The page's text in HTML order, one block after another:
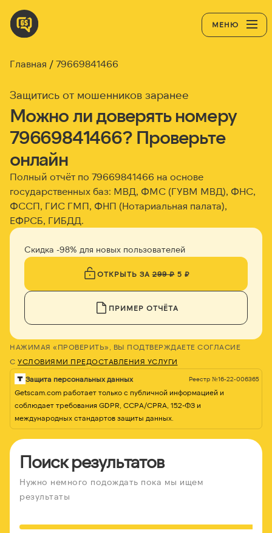
МЕНЮ
Главная 79669841466
Защитись от мошенников заранее
Можно ли доверять номеру
79669841466? Проверьте
онлайн
Полный отчёт по 79669841466 на основе
государственных баз: МВД, ФМС (ГУВМ МВД), ФНС,
ФССП, ГИС ГМП, ФНП (Нотариальная палата),
ЕФРСБ, ГИБДД.
Скидка -98% для новых пользователей
ОТКРЫТЬ ЗА299 ₽5 ₽
ПРИМЕР ОТЧЁТА
НАЖИМАЯ «ПРОВЕРИТЬ», ВЫ ПОДТВЕРЖДАЕТЕ СОГЛАСИЕ
С УСЛОВИЯМИ ПРЕДОСТАВЛЕНИЯ УСЛУГИ
Защита персональных данных Реестр №16-22-006365
Getscam.com работает только с публичной информацией и
соблюдает требования GDPR, CCPA/CPRA, 152-ФЗ и
международных стандартов защиты данных.
Поиск результатов
Нужно немного подождать пока мы ищем
результаты